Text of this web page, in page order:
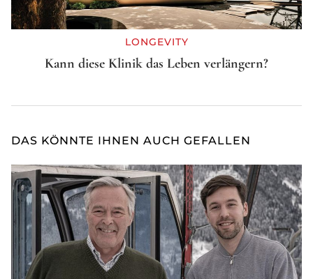
LONGEVITY
Kann diese Klinik das Leben verlängern?
DAS KÖNNTE IHNEN AUCH GEFALLEN